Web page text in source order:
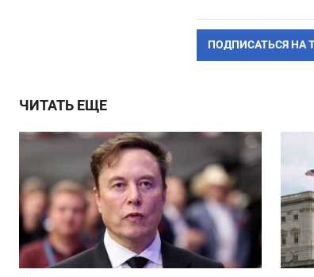
ПОДПИСАТЬСЯ НА
ЧИТАТЬ ЕЩЕ